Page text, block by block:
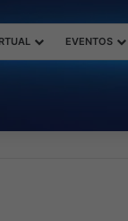
EVENTOS